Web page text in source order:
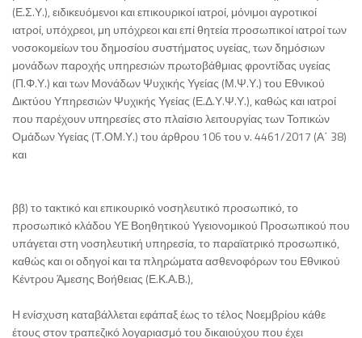
(Ε.Σ.Υ.), ειδικευόμενοι και επικουρικοί ιατροί, μόνιμοι αγροτικοί
ιατροί, υπόχρεοι, μη υπόχρεοι και επί θητεία προσωπικοί ιατροί των
νοσοκομείων του δημοσίου συστήματος υγείας, των δημόσιων
μονάδων παροχής υπηρεσιών πρωτοβάθμιας φροντίδας υγείας
(Π.Φ.Υ.) και των Μονάδων Ψυχικής Υγείας (Μ.Ψ.Υ.) του Εθνικού
Δικτύου Υπηρεσιών Ψυχικής Υγείας (Ε.Δ.Υ.Ψ.Υ.), καθώς και ιατροί
που παρέχουν υπηρεσίες στο πλαίσιο λειτουργίας των Τοπικών
Ομάδων Υγείας (Τ.ΟΜ.Υ.) του άρθρου 106 του ν. 4461/2017 (Α΄ 38)
και
ββ) το τακτικό και επικουρικό νοσηλευτικό προσωπικό, το
προσωπικό κλάδου ΥΕ Βοηθητικού Υγειονομικού Προσωπικού που
υπάγεται στη νοσηλευτική υπηρεσία, το παραϊατρικό προσωπικό,
καθώς και οι οδηγοί και τα πληρώματα ασθενοφόρων του Εθνικού
Κέντρου Άμεσης Βοήθειας (Ε.Κ.Α.Β.),
Η ενίσχυση καταβάλλεται εφάπαξ έως το τέλος Νοεμβρίου κάθε
έτους στον τραπεζικό λογαριασμό του δικαιούχου που έχει